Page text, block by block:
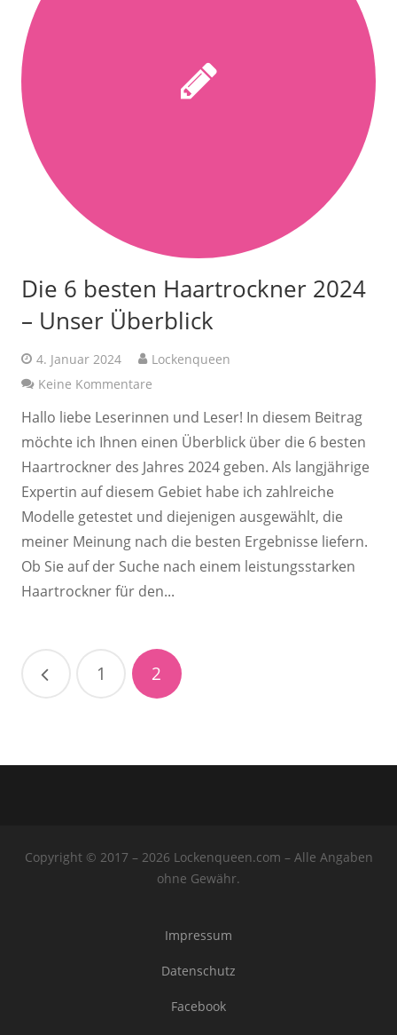
Die 6 besten Haartrockner 2024
– Unser Überblick
4. Januar 2024
Lockenqueen
Keine Kommentare
Hallo liebe Leserinnen und Leser! In diesem Beitrag
möchte ich Ihnen einen Überblick über die 6 besten
Haartrockner des Jahres 2024 geben. Als langjährige
Expertin auf diesem Gebiet habe ich zahlreiche
Modelle getestet und diejenigen ausgewählt, die
meiner Meinung nach die besten Ergebnisse liefern.
Ob Sie auf der Suche nach einem leistungsstarken
Haartrockner für den...
1 2
Copyright © 2017 – 2026 Lockenqueen.com – Alle Angaben
ohne Gewähr.
Impressum
Datenschutz
Facebook